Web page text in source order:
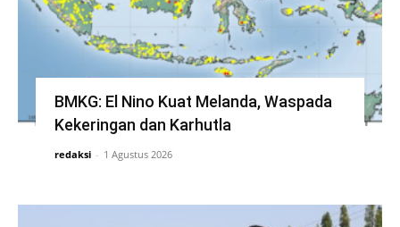
BMKG: El Nino Kuat Melanda, Waspada
Kekeringan dan Karhutla
redaksi - 1 Agustus 2026